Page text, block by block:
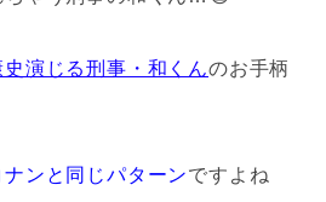
史演じる刑事・和くんのお手柄
ナンと同じパターンですよね